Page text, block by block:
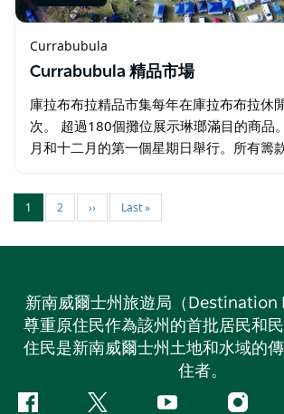
Currabubula
Currabubula 精品市場
庫拉布布拉精品市集每年在庫拉布布拉休
次。 超過180個攤位展示琳瑯滿目的商品
月和十二月的第一個星期日舉行。所有籌
1 2 ›› Last »
新南威爾士州旅遊局（Destination
尊重原住民作為該州的首批居民和
住民是新南威爾士州土地和水域的
住者。